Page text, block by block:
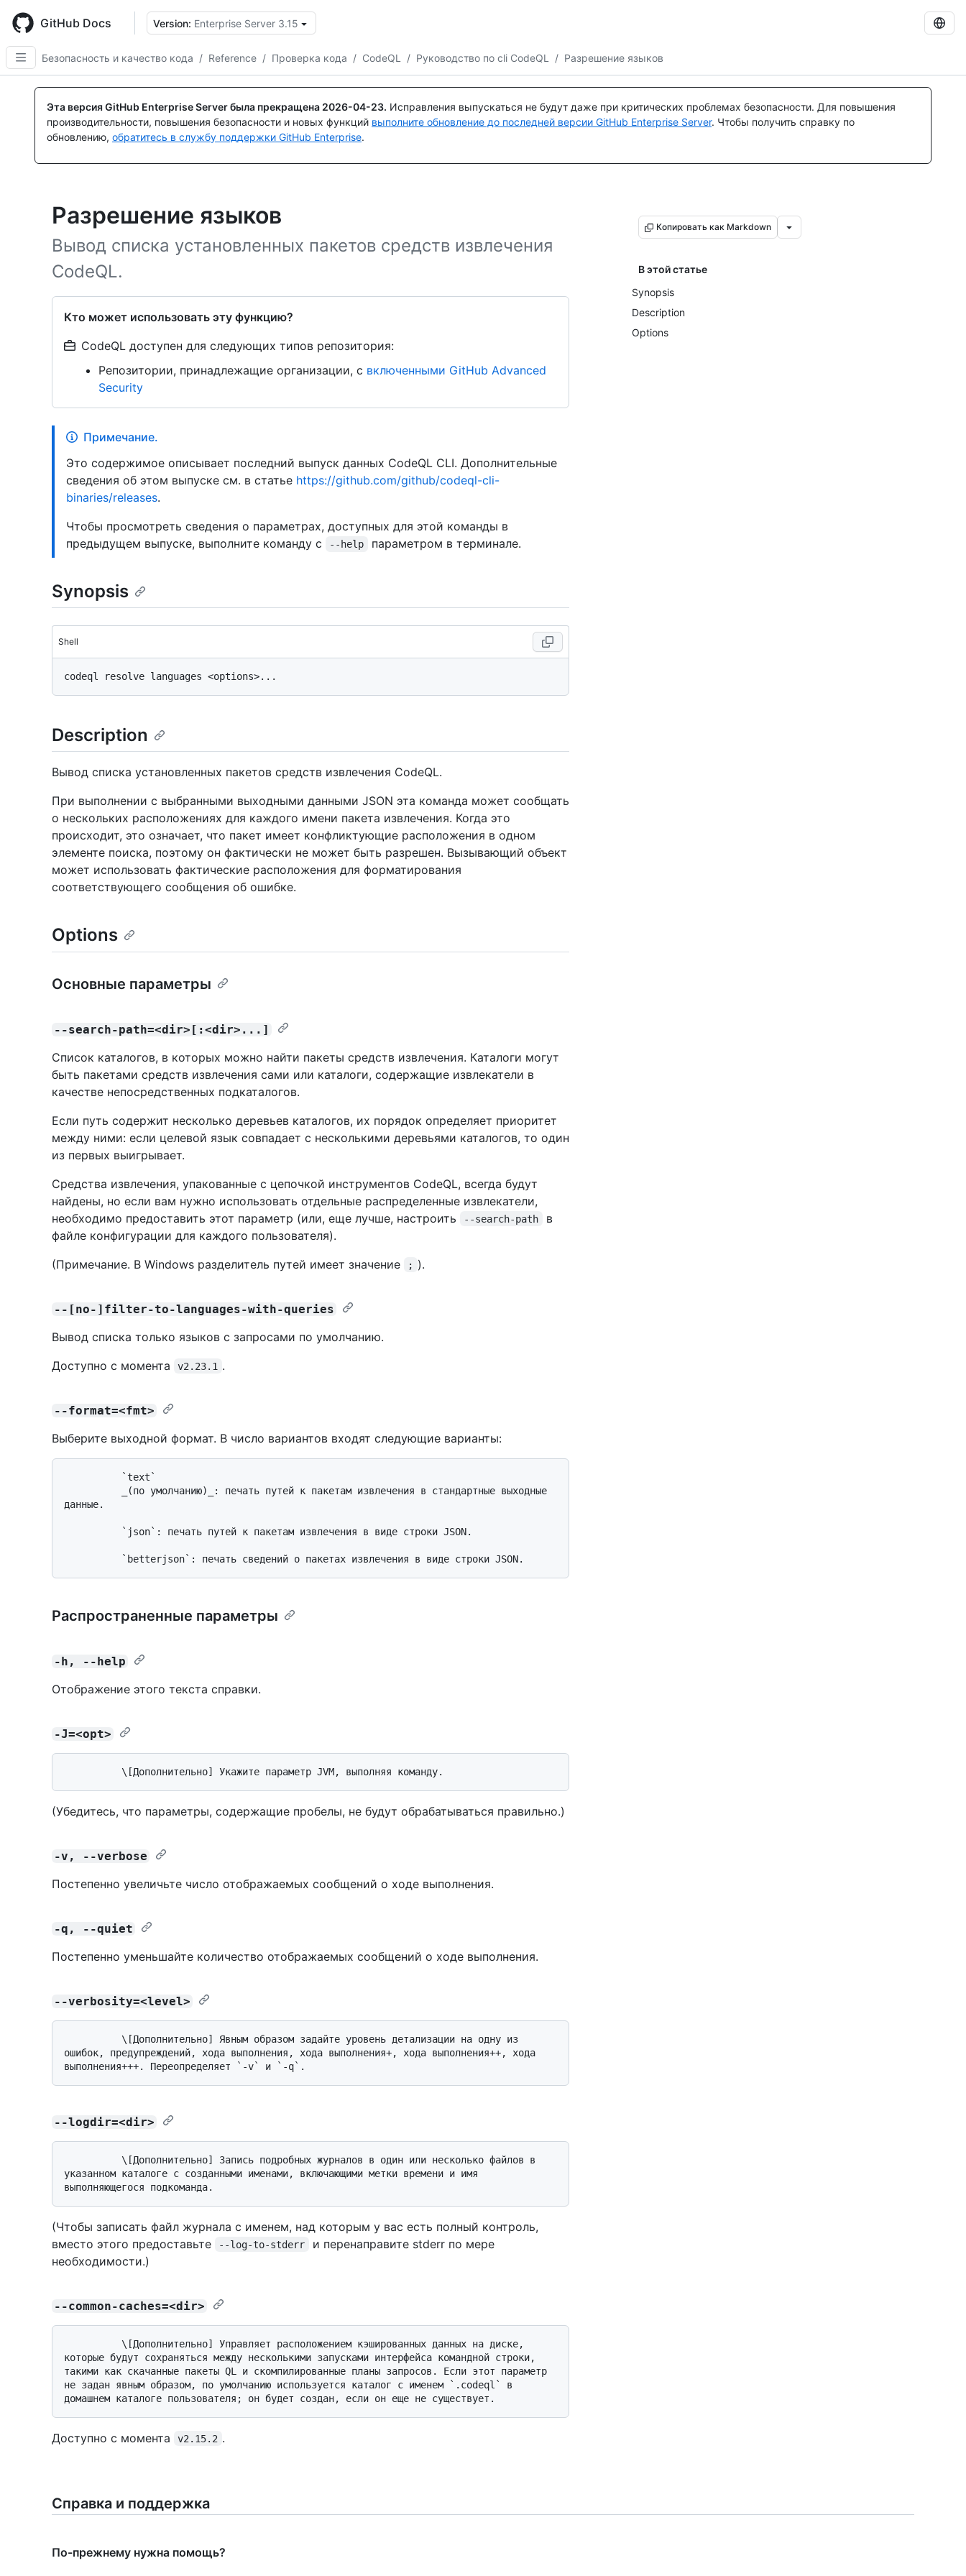
main
content
GitHub Docs Version: Enterprise Server 3.15
Безопасность и качество кода / Reference / Проверка кода / CodeQL / Руководство по cli CodeQL / Разрешение языков
Эта версия GitHub Enterprise Server была прекращена 2026-04-23. Исправления выпускаться не будут даже при критических проблемах безопасности. Для повышения
производительности, повышения безопасности и новых функций выполните обновление до последней версии GitHub Enterprise Server. Чтобы получить справку по
обновлению, обратитесь в службу поддержки GitHub Enterprise.
Разрешение языков
Вывод списка установленных пакетов средств извлечения
CodeQL.
Кто может использовать эту функцию?
CodeQL доступен для следующих типов репозитория:
Репозитории, принадлежащие организации, с включенными GitHub Advanced
Security
Копировать как Markdown
В этой статье
Synopsis
Description
Options
Примечание.
Это содержимое описывает последний выпуск данных CodeQL CLI. Дополнительные
сведения об этом выпуске см. в статье https://github.com/github/codeql-cli-
binaries/releases.
Чтобы просмотреть сведения о параметрах, доступных для этой команды в
предыдущем выпуске, выполните команду с
--help параметром в терминале.
Synopsis
Shell
Description
Вывод списка установленных пакетов средств извлечения CodeQL.
При выполнении с выбранными выходными данными JSON эта команда может сообщать
о нескольких расположениях для каждого имени пакета извлечения. Когда это
происходит, это означает, что пакет имеет конфликтующие расположения в одном
элементе поиска, поэтому он фактически не может быть разрешен. Вызывающий объект
может использовать фактические расположения для форматирования
соответствующего сообщения об ошибке.
Options
Основные параметры
--search-path=<dir>[:<dir>...]
Список каталогов, в которых можно найти пакеты средств извлечения. Каталоги могут
быть пакетами средств извлечения сами или каталоги, содержащие извлекатели в
качестве непосредственных подкаталогов.
Если путь содержит несколько деревьев каталогов, их порядок определяет приоритет
между ними: если целевой язык совпадает с несколькими деревьями каталогов, то один
из первых выигрывает.
Средства извлечения, упакованные с цепочкой инструментов CodeQL, всегда будут
найдены, но если вам нужно использовать отдельные распределенные извлекатели,
необходимо предоставить этот параметр (или, еще лучше, настроить
--search-path
в
файле конфигурации для каждого пользователя).
(Примечание. В Windows разделитель путей имеет значение
; ).
--[no-]filter-to-languages-with-queries
Вывод списка только языков с запросами по умолчанию.
Доступно с момента
v2.23.1 .
--format=<fmt>
Выберите выходной формат. В число вариантов входят следующие варианты:
данные.
Распространенные параметры
-h, --help
Отображение этого текста справки.
-J=<opt>
(Убедитесь, что параметры, содержащие пробелы, не будут обрабатываться правильно.)
-v, --verbose
Постепенно увеличьте число отображаемых сообщений о ходе выполнения.
-q, --quiet
Постепенно уменьшайте количество отображаемых сообщений о ходе выполнения.
--verbosity=<level>
ошибок, предупреждений, хода выполнения, хода выполнения+, хода выполнения++, хода
--logdir=<dir>
указанном каталоге с созданными именами, включающими метки времени и имя
(Чтобы записать файл журнала с именем, над которым у вас есть полный контроль,
вместо этого предоставьте
--log-to-stderr
и перенаправите stderr по мере
необходимости.)
--common-caches=<dir>
которые будут сохраняться между несколькими запусками интерфейса командной строки,
такими как скачанные пакеты QL и скомпилированные планы запросов. Если этот параметр
не задан явным образом, по умолчанию используется каталог с именем `.codeql` в
Доступно с момента v2.15.2 .
Справка и поддержка
По-прежнему нужна помощь?